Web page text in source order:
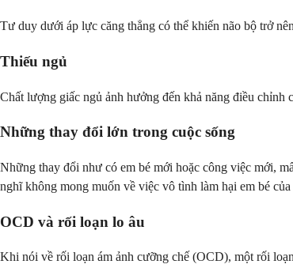
Tư duy dưới áp lực căng thẳng có thể khiến não bộ trở
Thiếu ngủ
Chất lượng giấc ngủ ảnh hưởng đến khả năng điều chỉnh
Những thay đổi lớn trong cuộc sống
Những thay đổi như có em bé mới hoặc công việc mới,
nghĩ không mong muốn về việc vô tình làm hại em bé
OCD và rối loạn lo âu
Khi nói về rối loạn ám ảnh cưỡng chế (OCD), một rối